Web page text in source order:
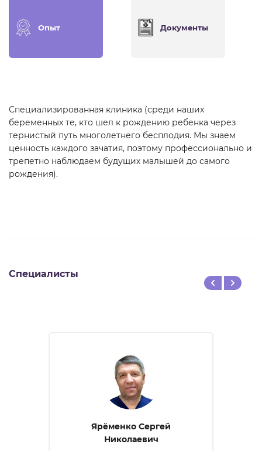
Опыт Документы
Специализированная клиника (среди наших
беременных те, кто шел к рождению ребенка через
тернистый путь многолетнего бесплодия. Мы знаем
ценность каждого зачатия, поэтому профессионально и
трепетно наблюдаем будущих малышей до самого
рождения).
Специалисты
Ярёменко Сергей
Николаевич